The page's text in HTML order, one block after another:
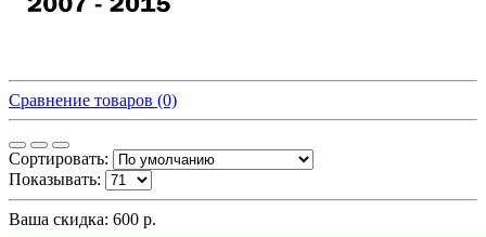
Сравнение товаров (0)
Сортировать:
Показывать:
Ваша скидка: 600 р.